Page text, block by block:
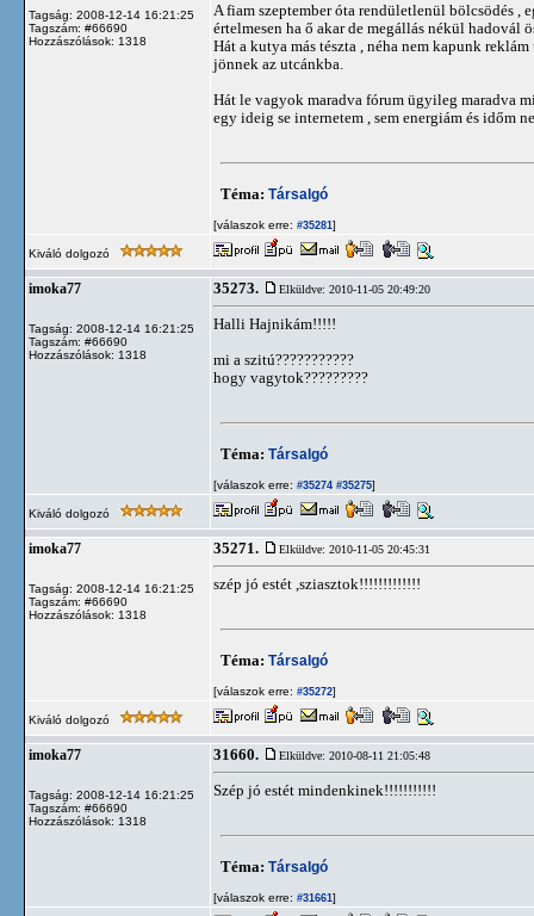
Tagság: 2008-12-14 16:21:25
Tagszám: #66690
Hozzászólások: 1318
A fiam szeptember óta rendületlenül bölcsödés ,
értelmesen ha ő akar de megállás nékül hadovál
Hát a kutya más tészta , néha nem kapunk
jönnek az utcánkba.
Hát le vagyok maradva fórum ügyileg maradva
egy ideig se internetem , sem energiám és időm
Téma: Társalgó
[válaszok erre: #35281]
Kiváló dolgozó
imoka77
Tagság: 2008-12-14 16:21:25
Tagszám: #66690
Hozzászólások: 1318
35273. Elküldve: 2010-11-05 20:49:20
Halli Hajnikám!!!!!
mi a szitú???????????
hogy vagytok?????????
Téma: Társalgó
[válaszok erre: #35274 #35275]
Kiváló dolgozó
imoka77
Tagság: 2008-12-14 16:21:25
Tagszám: #66690
Hozzászólások: 1318
35271. Elküldve: 2010-11-05 20:45:31
szép jó estét ,sziasztok!!!!!!!!!!!!!
Téma: Társalgó
[válaszok erre: #35272]
Kiváló dolgozó
imoka77
Tagság: 2008-12-14 16:21:25
Tagszám: #66690
Hozzászólások: 1318
31660. Elküldve: 2010-08-11 21:05:48
Szép jó estét mindenkinek!!!!!!!!!!!
Téma: Társalgó
[válaszok erre: #31661]